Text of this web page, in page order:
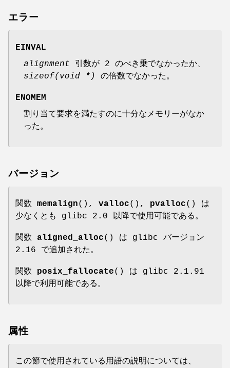
エラー
EINVAL
alignment 引数が 2 のべき乗でなかったか、
sizeof(void *)
の倍数でなかった。
ENOMEM
割り当て要求を満たすのに十分なメモリーがなか
った。
バージョン
関数 memalign(), valloc(), pvalloc() は
少なくとも glibc 2.0 以降で使用可能である。
関数 aligned_alloc() は glibc バージョン
2.16 で追加された。
関数 posix_fallocate() は glibc 2.1.91
以降で利用可能である。
属性
この節で使用されている用語の説明については、